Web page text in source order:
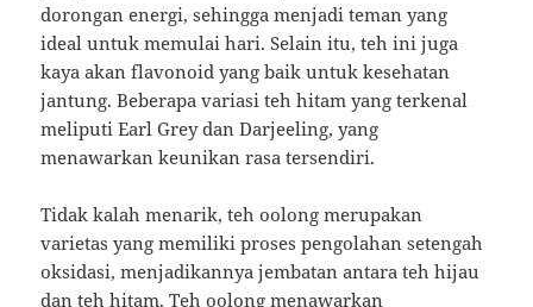
dorongan energi, sehingga menjadi teman yang
ideal untuk memulai hari. Selain itu, teh ini juga
kaya akan flavonoid yang baik untuk kesehatan
jantung. Beberapa variasi teh hitam yang terkenal
meliputi Earl Grey dan Darjeeling, yang
menawarkan keunikan rasa tersendiri.
Tidak kalah menarik, teh oolong merupakan
varietas yang memiliki proses pengolahan setengah
oksidasi, menjadikannya jembatan antara teh hijau
dan teh hitam. Teh oolong menawarkan